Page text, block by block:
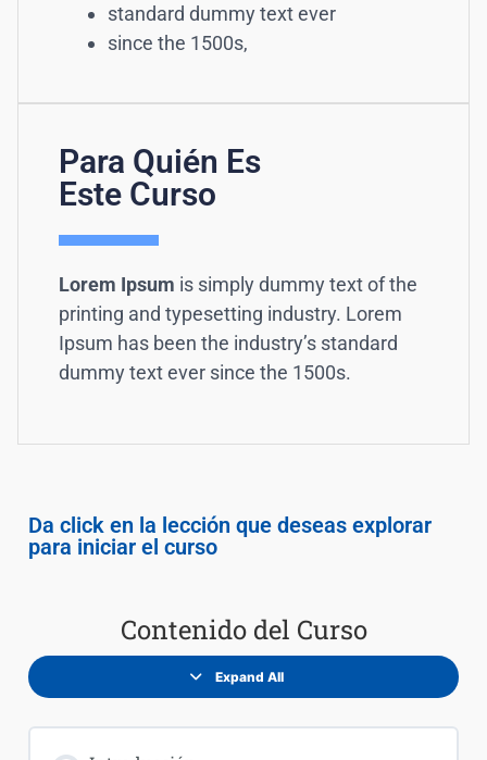
standard dummy text ever
since the 1500s,
Para Quién Es
Este Curso
Lorem Ipsum is simply dummy text of the
printing and typesetting industry. Lorem
Ipsum has been the industry’s standard
dummy text ever since the 1500s.
Da click en la lección que deseas explorar
para iniciar el curso
Contenido del Curso
Expand All